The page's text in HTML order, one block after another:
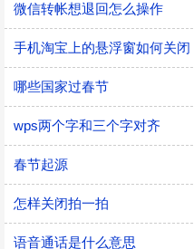
微信转帐想退回怎么操作
手机淘宝上的悬浮窗如何关闭
哪些国家过春节
wps两个字和三个字对齐
春节起源
怎样关闭拍一拍
语音通话是什么意思